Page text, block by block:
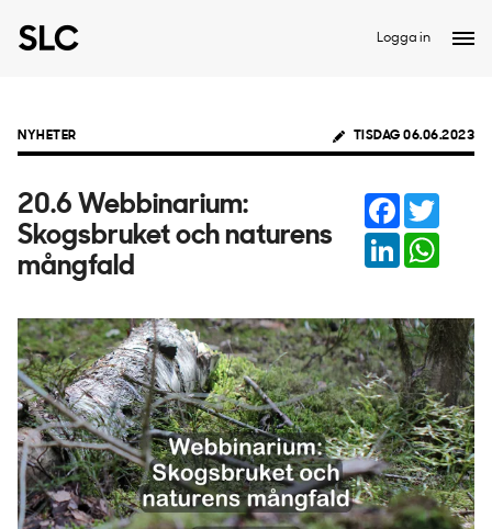
Logga in
NYHETER TISDAG 06.06.2023
20.6 Webbinarium:
Skogsbruket och naturens
mångfald
Facebook
LinkedIn